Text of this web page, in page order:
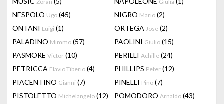
Zoran Giulia
NESPOLO Ugo (45) NIGRO Mario (2)
ONTANI Luigi (1) ORTEGA Jose (2)
PALADINO Mimmo (57) PAOLINI Giulio (15)
PASMORE Victor (10) PERILLI Achille (24)
PETRICCA Flavio Tiberio (4) PHILLIPS Peter (12)
PIACENTINO Gianni (7) PINELLI Pino (7)
PISTOLETTO Michelangelo (12) POMODORO Arnaldo (43)